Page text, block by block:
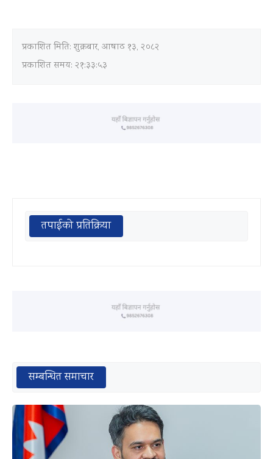
प्रकाशित मिति:शुक्रबार, आषाढ १३, २०८२
प्रकाशित समय: २१:३३:५३
तपाईको प्रतिक्रिया
सम्बन्धित समाचार